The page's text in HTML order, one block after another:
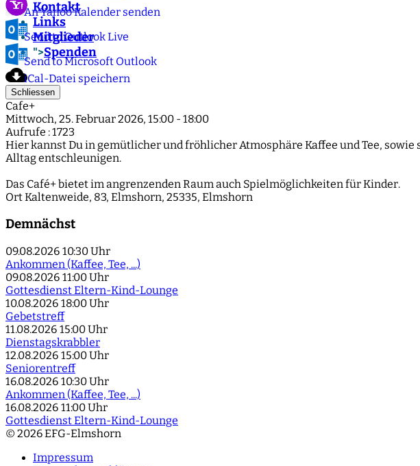
Kontakt
Links
Mitglieder
">Spenden
An Yahoo Kalender senden
Send to Outlook Live
Send to Microsoft Outlook
iCal-Datei speichern
Schliessen
Cafe+
Mittwoch, 25. Februar 2026, 15:00 - 18:00
Aufrufe : 1723
Hier kannst Du in gemütlicher und fröhlicher Atmosphäre Kaffee und Tee,
Alltag entschleunigen.
Das Café+ bietet im angrenzenden Raum auch Spielmöglichkeiten für Kinder.
OrtKaltenweide, 83, Elmshorn, 25335, Elmshorn
Demnächst
09.08.2026 10:30 Uhr
Ankommen (Kaffee, Tee, ...)
09.08.2026 11:00 Uhr
Gottesdienst Eltern-Kind-Lounge
10.08.2026 18:00 Uhr
Gebetstreff
11.08.2026 15:00 Uhr
Dienstagskrabbler
12.08.2026 15:00 Uhr
Seniorentreff
16.08.2026 10:30 Uhr
Ankommen (Kaffee, Tee, ...)
16.08.2026 11:00 Uhr
Gottesdienst Eltern-Kind-Lounge
© 2026 EFG-Elmshorn
Impressum